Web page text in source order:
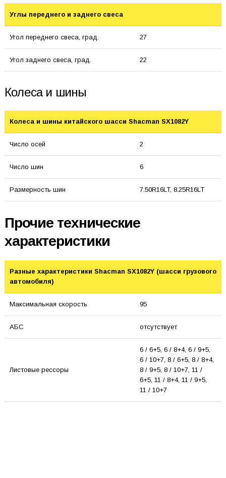
Углы переднего и заднего свеса
Угол переднего свеса, град. 27
Угол заднего свеса, град. 22
Колеса и шины
Колеса и шины китайского шасси Shacman SX1082Y
Число осей 2
Число шин 6
Размерность шин 7.50R16LT, 8.25R16LT
Прочие технические
характеристики
Разные характеристики Shacman SX1082Y (шасси грузового
автомобиля)
Максимальная скорость 95
АБС отсутствует
Листовые рессоры
6 / 6+5, 6 / 8+4, 6 / 9+5,
6 / 10+7, 8 / 6+5, 8 / 8+4,
8 / 9+5, 8 / 10+7, 11 /
6+5, 11 / 8+4, 11 / 9+5,
11 / 10+7